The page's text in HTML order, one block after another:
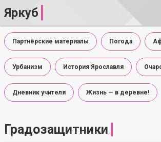
Яркуб
Партнёрские материалы Погода
Урбанизм История Ярославля
Дневник учителя Жизнь — в деревне!
Градозащитники